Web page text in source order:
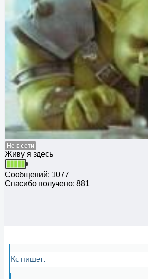
Не в сети
Живу я здесь
Сообщений: 1077
Спасибо получено: 881
Кс пишет: